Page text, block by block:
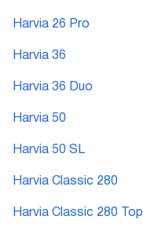
Harvia 26 Pro
Harvia 36
Harvia 36 Duo
Harvia 50
Harvia 50 SL
Harvia Classic 280
Harvia Classic 280 Top